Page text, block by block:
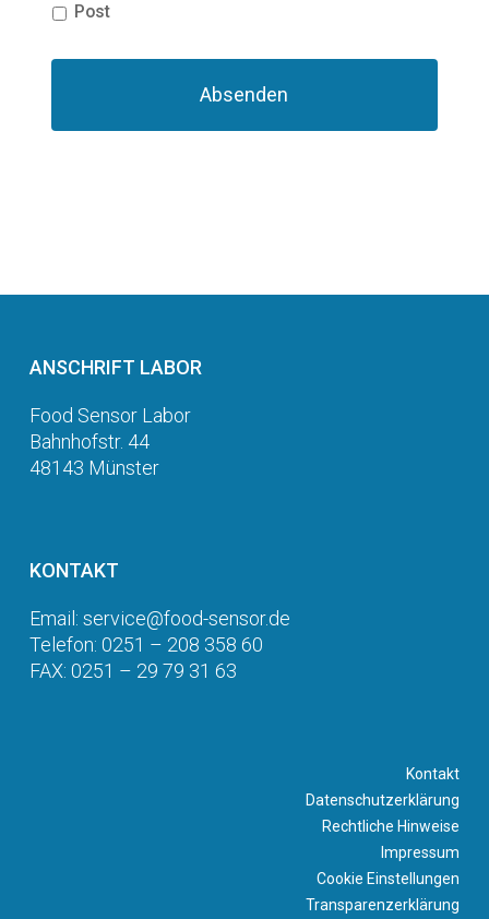
Post
ANSCHRIFT LABOR
Food Sensor Labor
Bahnhofstr. 44
48143 Münster
KONTAKT
Email: service@food-sensor.de
Telefon: 0251 – 208 358 60
FAX: 0251 – 29 79 31 63
Kontakt
Datenschutzerklärung
Rechtliche Hinweise
Impressum
Cookie Einstellungen
Transparenzerklärung